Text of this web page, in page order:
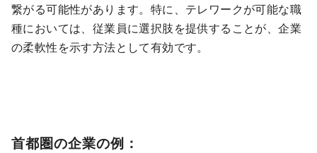
繋がる可能性があります。特に、テレワークが可能な職
種においては、従業員に選択肢を提供することが、企業
の柔軟性を示す方法として有効です。
首都圏の企業の例：